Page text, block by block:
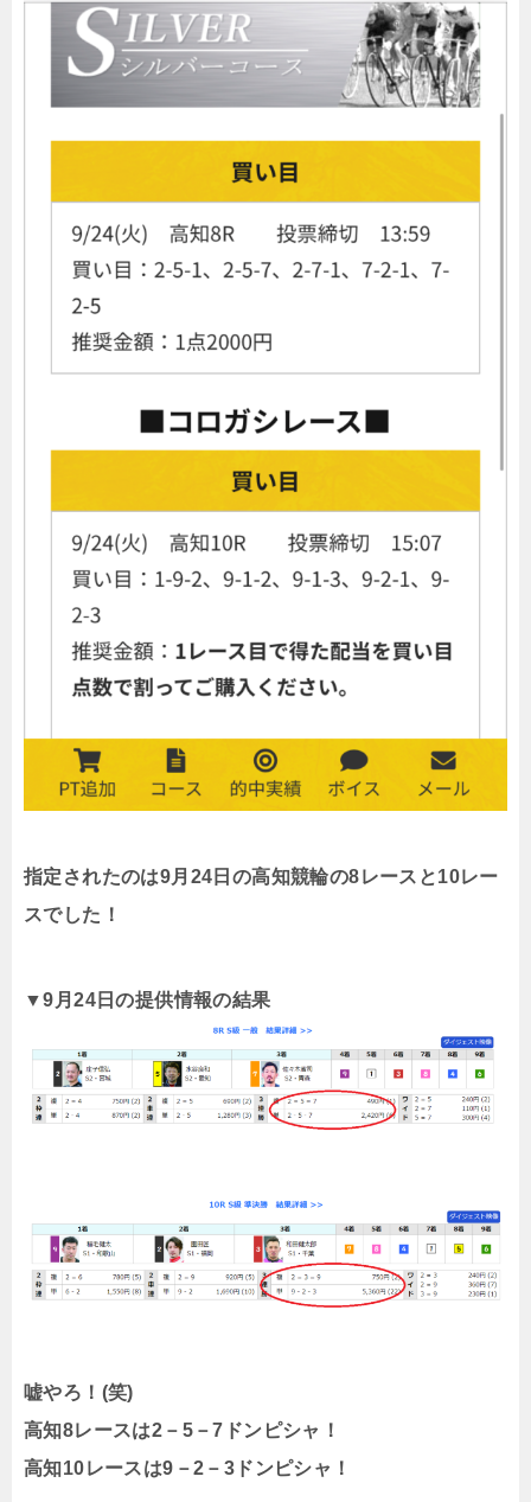
指定されたのは9月24日の高知競輪の8レースと10レー
スでした！
▼9月24日の提供情報の結果
嘘やろ！(笑)
高知8レースは2－5－7ドンピシャ！
高知10レースは9－2－3ドンピシャ！